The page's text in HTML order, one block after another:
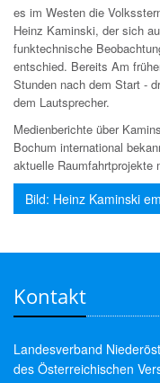
es im Westen die
Heinz Kaminski, der sich
funktechnische
entschied. Bereits Am
Stunden nach dem Start -
dem Lautsprecher.
Medienberichte über
Bochum international
aktuelle Raumfahrtprojekte
Bild: Heinz Kaminski
Kontakt
Landesverband
des Österreichischen